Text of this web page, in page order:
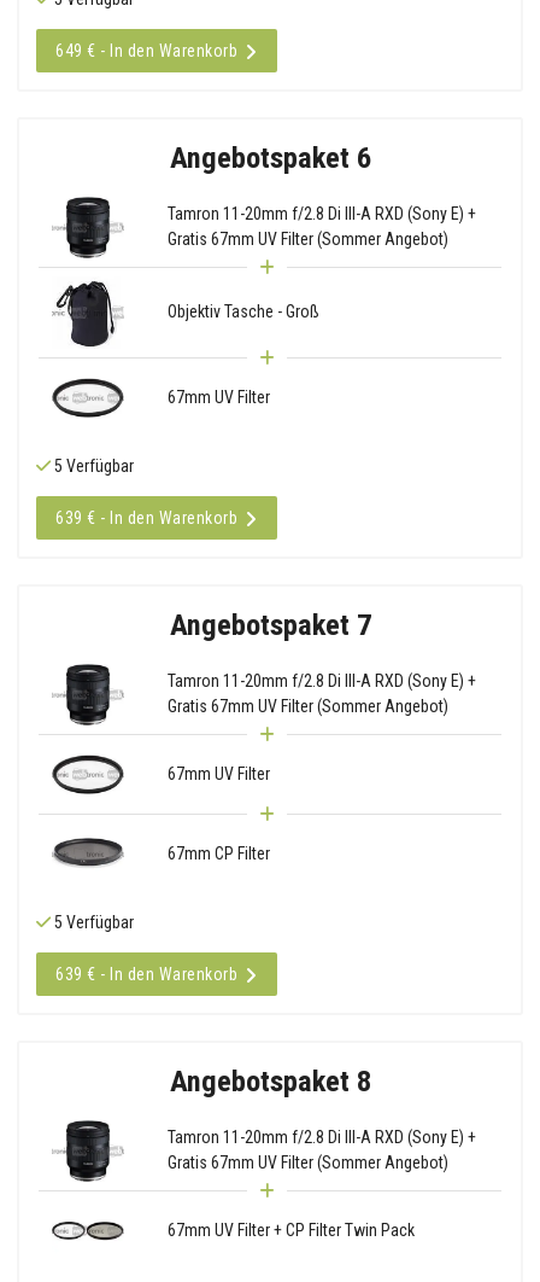
649 € - In den Warenkorb
Angebotspaket 6
Tamron 11-20mm f/2.8 Di III-A RXD (Sony E) +
Gratis 67mm UV Filter (Sommer Angebot)
Objektiv Tasche - Groß
67mm UV Filter
5 Verfügbar
639 € - In den Warenkorb
Angebotspaket 7
Tamron 11-20mm f/2.8 Di III-A RXD (Sony E) +
Gratis 67mm UV Filter (Sommer Angebot)
67mm UV Filter
67mm CP Filter
5 Verfügbar
639 € - In den Warenkorb
Angebotspaket 8
Tamron 11-20mm f/2.8 Di III-A RXD (Sony E) +
Gratis 67mm UV Filter (Sommer Angebot)
67mm UV Filter + CP Filter Twin Pack